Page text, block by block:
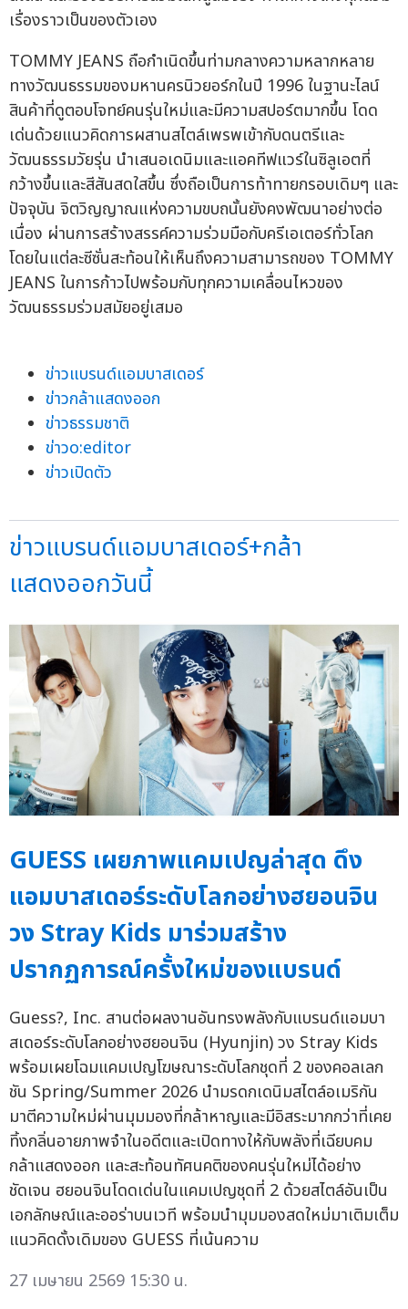
เรื่องราวเป็นของตัวเอง
TOMMY JEANS ถือกำเนิดขึ้นท่ามกลางความหลากหลาย
ทางวัฒนธรรมของมหานครนิวยอร์กในปี 1996 ในฐานะไลน์
สินค้าที่ดูตอบโจทย์คนรุ่นใหม่และมีความสปอร์ตมากขึ้น โดด
เด่นด้วยแนวคิดการผสานสไตล์เพรพเข้ากับดนตรีและ
วัฒนธรรมวัยรุ่น นำเสนอเดนิมและแอคทีฟแวร์ในซิลูเอตที่
กว้างขึ้นและสีสันสดใสขึ้น ซึ่งถือเป็นการท้าทายกรอบเดิมๆ และ
ปัจจุบัน จิตวิญญาณแห่งความขบถนั้นยังคงพัฒนาอย่างต่อ
เนื่อง ผ่านการสร้างสรรค์ความร่วมมือกับครีเอเตอร์ทั่วโลก
โดยในแต่ละซีซั่นสะท้อนให้เห็นถึงความสามารถของ TOMMY
JEANS ในการก้าวไปพร้อมกับทุกความเคลื่อนไหวของ
วัฒนธรรมร่วมสมัยอยู่เสมอ
ข่าวแบรนด์แอมบาสเดอร์
ข่าวกล้าแสดงออก
ข่าวธรรมชาติ
ข่าวo:editor
ข่าวเปิดตัว
ข่าวแบรนด์แอมบาสเดอร์+กล้า
แสดงออกวันนี้
GUESS เผยภาพแคมเปญล่าสุด ดึง
แอมบาสเดอร์ระดับโลกอย่างฮยอนจิน
วง Stray Kids มาร่วมสร้าง
ปรากฏการณ์ครั้งใหม่ของแบรนด์
Guess?, Inc. สานต่อผลงานอันทรงพลังกับแบรนด์แอมบา
สเดอร์ระดับโลกอย่างฮยอนจิน (Hyunjin) วง Stray Kids
พร้อมเผยโฉมแคมเปญโฆษณาระดับโลกชุดที่ 2 ของคอลเลก
ชัน Spring/Summer 2026 นำมรดกเดนิมสไตล์อเมริกัน
มาตีความใหม่ผ่านมุมมองที่กล้าหาญและมีอิสระมากกว่าที่เคย
ทิ้งกลิ่นอายภาพจำในอดีตและเปิดทางให้กับพลังที่เฉียบคม
กล้าแสดงออก และสะท้อนทัศนคติของคนรุ่นใหม่ได้อย่าง
ชัดเจน ฮยอนจินโดดเด่นในแคมเปญชุดที่ 2 ด้วยสไตล์อันเป็น
เอกลักษณ์และออร่าบนเวที พร้อมนำมุมมองสดใหม่มาเติมเต็ม
แนวคิดดั้งเดิมของ GUESS ที่เน้นความ
27 เมษายน 2569 15:30 น.